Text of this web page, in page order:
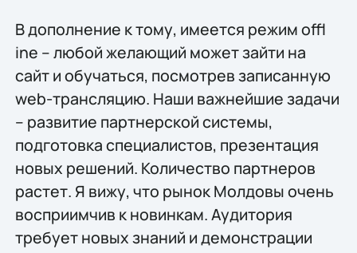
В дополнение к тому, имеется режим offl
ine – любой желающий может зайти на
сайт и обучаться, посмотрев записанную
web-трансляцию. Наши важнейшие задачи
– развитие партнерской системы,
подготовка специалистов, презентация
новых решений. Количество партнеров
растет. Я вижу, что рынок Молдовы очень
восприимчив к новинкам. Аудитория
требует новых знаний и демонстрации